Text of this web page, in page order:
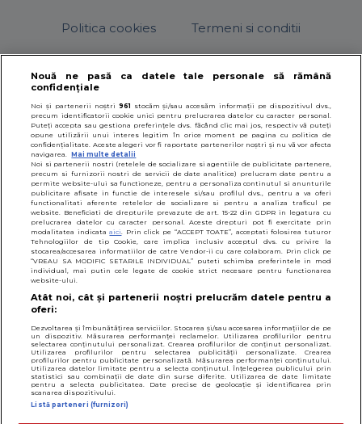
Politica cookies Termeni si conditii
© 2026SfatulParintilor.ro
Nouă ne pasă ca datele tale personale să rămână
confidențiale
Noi și partenerii noștri 961 stocăm și/sau accesăm informații pe dispozitivul dvs.,
precum identificatorii cookie unici pentru prelucrarea datelor cu caracter personal.
Puteți accepta sau gestiona preferințele dvs. făcând clic mai jos, respectiv vă puteți
opune utilizării unui interes legitim în orice moment pe pagina cu politica de
confidențialitate. Aceste alegeri vor fi raportate partenerilor noștri și nu vă vor afecta
navigarea. Mai multe detalii
Noi si partenerii nostri (retelele de socializare si agentiile de publicitate partenere,
precum si furnizorii nostri de servicii de date analitice) prelucram date pentru a
permite website-ului sa functioneze, pentru a personaliza continutul si anunturile
publicitare afisate in functie de interesele si/sau profilul dvs., pentru a va oferi
functionalitati aferente retelelor de socializare si pentru a analiza traficul pe
website. Beneficiati de drepturile prevazute de art. 15-22 din GDPR in legatura cu
prelucrarea datelor cu caracter personal. Aceste drepturi pot fi exercitate prin
modalitatea indicataaici. Prin click pe “ACCEPT TOATE”, acceptati folosirea tuturor
Tehnologiilor de tip Cookie, care implica inclusiv acceptul dvs. cu privire la
stocarea/accesarea informatiilor de catre Vendor-ii cu care colaboram. Prin click pe
“VREAU SA MODIFIC SETARILE INDIVIDUAL” puteti schimba preferintele in mod
individual, mai putin cele legate de cookie strict necesare pentru functionarea
website-ului.
Atât noi, cât și partenerii noștri prelucrăm datele pentru a
oferi:
Dezvoltarea și îmbunătățirea serviciilor. Stocarea și/sau accesarea informațiilor de pe
un dispozitiv. Măsurarea performanței reclamelor. Utilizarea profilurilor pentru
selectarea conținutului personalizat. Crearea profilurilor de conținut personalizat.
Utilizarea profilurilor pentru selectarea publicității personalizate. Crearea
profilurilor pentru publicitate personalizată. Măsurarea performanței conținutului.
Utilizarea datelor limitate pentru a selecta conținutul. Înțelegerea publicului prin
statistici sau combinații de date din surse diferite. Utilizarea de date limitate
pentru a selecta publicitatea. Date precise de geolocație și identificarea prin
scanarea dispozitivului.
Listă parteneri (furnizori)